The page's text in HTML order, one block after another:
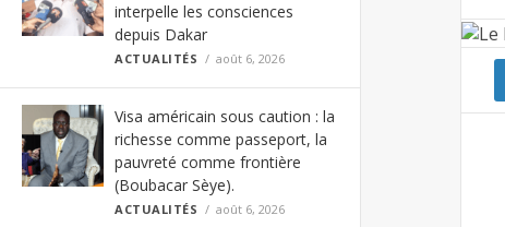
interpelle les consciences
depuis Dakar
ACTUALITÉS août 6, 2026
Visa américain sous caution : la
richesse comme passeport, la
pauvreté comme frontière
(Boubacar Sèye).
ACTUALITÉS août 6, 2026